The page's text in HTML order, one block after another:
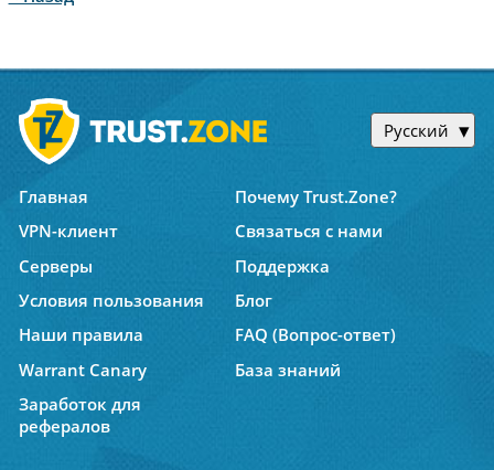
Русский
Главная
Почему Trust.Zone?
VPN-клиент
Связаться с нами
Серверы
Поддержка
Условия пользования
Блог
Наши правила
FAQ (Вопрос-ответ)
Warrant Canary
База знаний
Заработок для
рефералов